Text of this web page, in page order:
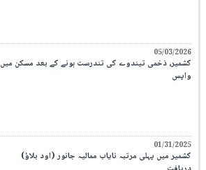
05/03/2026
کشمیر، ذخمی تیندوے کی تندرست ہونے کے بعد مسکن میں
واپس
01/31/2025
کشمیر میں پہلی مرتبہ نایاب ممالیہ جانور (اود بلاؤ)